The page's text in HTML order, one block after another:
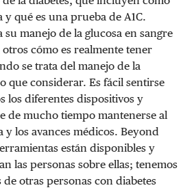
qué es una prueba de A1C.
su manejo de la glucosa en sangre
cómo es realmente tener
se trata del manejo de la
que considerar. Es fácil sentirse
los diferentes dispositivos y
de mucho tiempo mantenerse al
y los avances médicos. Beyond
están disponibles y
las personas sobre ellas; tenemos
otras personas con diabetes